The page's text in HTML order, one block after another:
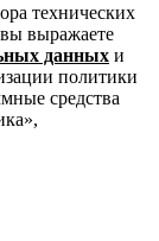
технических
выражаете
данных и
политики
средства